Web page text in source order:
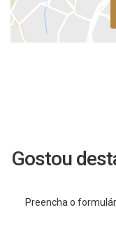
Gostou
Preencha o